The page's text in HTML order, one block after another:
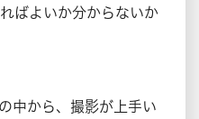
ばよいか分からないか
中から、撮影が上手い